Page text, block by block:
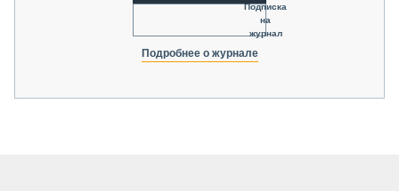
Подписка
на
журнал
Подробнее о журнале